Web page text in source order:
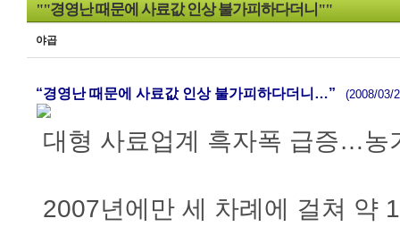
""경영난 때문에 사료값 인상 불가피하다더니""
야곱
“경영난 때문에 사료값 인상 불가피하다더니…” (2008/03/
대형 사료업계 흑자폭 급증…농
2007년에만 세 차례에 걸쳐 약